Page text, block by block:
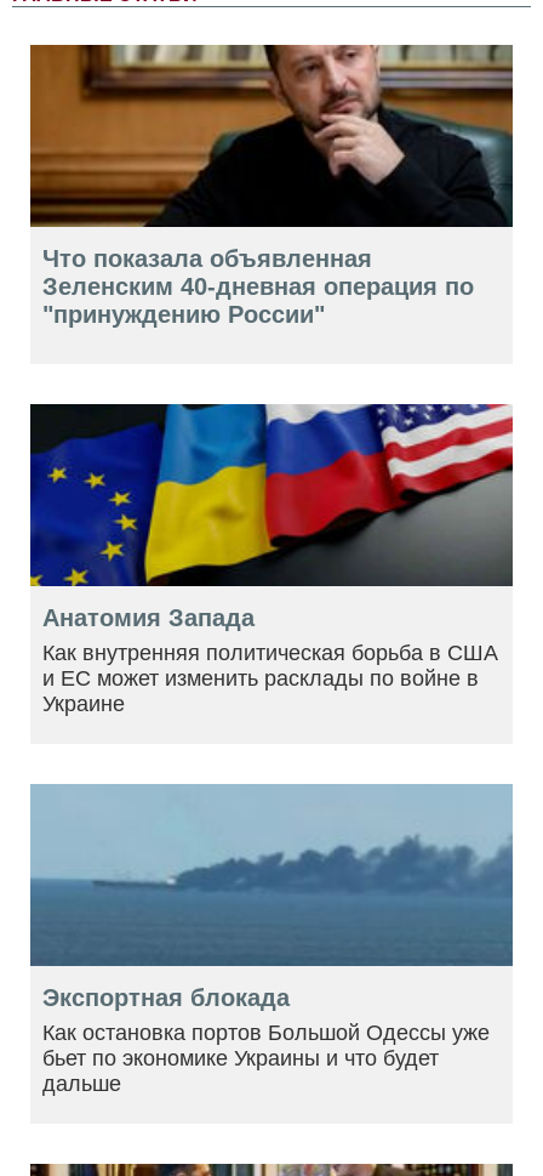
Что показала объявленная
Зеленским 40-дневная операция по
"принуждению России"
Анатомия Запада
Как внутренняя политическая борьба в США
и ЕС может изменить расклады по войне в
Украине
Экспортная блокада
Как остановка портов Большой Одессы уже
бьет по экономике Украины и что будет
дальше